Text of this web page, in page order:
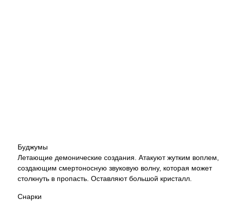
Буджумы
Летающие демонические создания. Атакуют жутким воплем,
создающим смертоносную звуковую волну, которая может
столкнуть в пропасть. Оставляют большой кристалл.
Снарки